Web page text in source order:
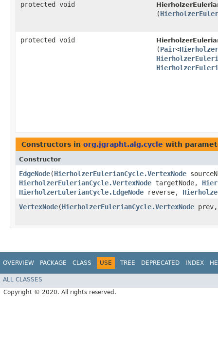
protected void
(
protected void
(Pair<
Constructors in org.jgrapht.alg.cycle with
Constructor
EdgeNode​(HierholzerEulerianCycle.VertexNode
HierholzerEulerianCycle.VertexNode targetNode,
HierholzerEulerianCycle.EdgeNode reverse,
VertexNode​(HierholzerEulerianCycle.VertexNode
OVERVIEW PACKAGE CLASS USE TREE DEPRECATED INDEX
ALL CLASSES
Copyright © 2020. All rights reserved.